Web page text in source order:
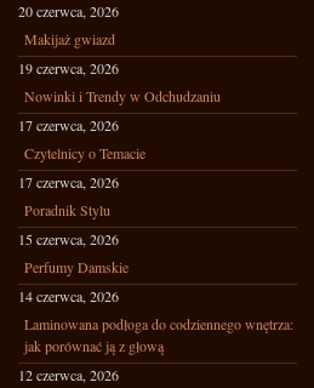
20 czerwca, 2026
Makijaż gwiazd
19 czerwca, 2026
Nowinki i Trendy w Odchudzaniu
17 czerwca, 2026
Czytelnicy o Temacie
17 czerwca, 2026
Poradnik Stylu
15 czerwca, 2026
Perfumy Damskie
14 czerwca, 2026
Laminowana podłoga do codziennego wnętrza:
jak porównać ją z głową
12 czerwca, 2026